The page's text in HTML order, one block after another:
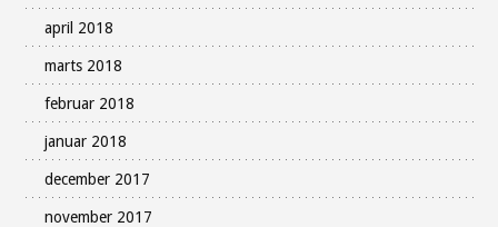
april 2018
marts 2018
februar 2018
januar 2018
december 2017
november 2017